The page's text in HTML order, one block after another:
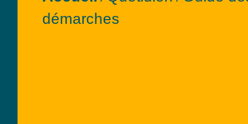
démarches